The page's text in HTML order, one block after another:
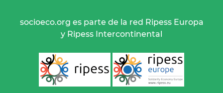
socioeco.org es parte de la red Ripess Europa
y Ripess Intercontinental